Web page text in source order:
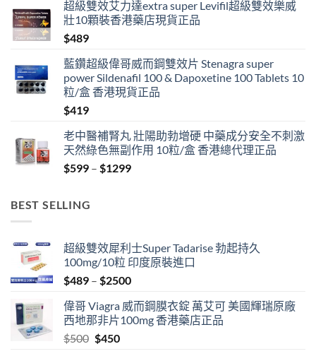
超級雙效艾力達extra super Levifil超級雙效樂威
壯10顆裝香港藥店現貨正品
$489
藍鑽超級偉哥威而鋼雙效片 Stenagra super
power Sildenafil 100 & Dapoxetine 100 Tablets 10
粒/盒 香港現貨正品
$419
老中醫補腎丸 壯陽助勃增硬 中藥成分安全不刺激
天然綠色無副作用 10粒/盒 香港總代理正品
$599 – $1299Price
BEST SELLING
超級雙效犀利士Super Tadarise 勃起持久
100mg/10粒 印度原裝進口
$489 – $2500Price
$489
through
偉哥 Viagra 威而鋼膜衣錠 萬艾可 美國輝瑞原廠
西地那非片100mg 香港藥店正品
$500 Original
$450Current